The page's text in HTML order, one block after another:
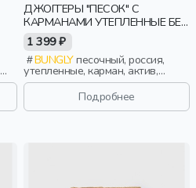
ДЖОГГЕРЫ "ПЕСОК" С
КАРМАНАМИ УТЕПЛЕННЫЕ БЕЗ
НАЧЕСА
1 399 ₽
BUNGLYпесочный, россия,
утепленные, карман, актив,
мальчики, малыши, дошкольники,
Подробнее